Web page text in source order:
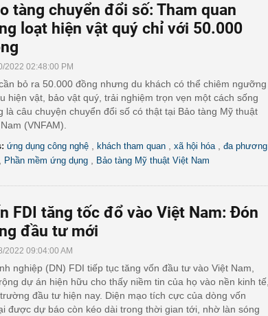
tàng chuyển đổi số: Tham quan
loạt hiện vật quý chỉ với 50.000
2022 02:48:00 PM
bỏ ra 50.000 đồng nhưng du khách có thể chiêm ngưỡng
hiện vật, bảo vật quý, trải nghiệm trọn vẹn một cách sống
là câu chuyện chuyển đổi số có thật tại Bảo tàng Mỹ thuật
(VNFAM).
ứng dụng công nghệ khách tham quan xã hội hóa
đa phương
Phần mềm ứng dụng Bảo tàng Mỹ thuật Việt Nam
FDI tăng tốc đổ vào Việt Nam: Đón
đầu tư mới
2022 09:04:00 AM
nghiệp (DN) FDI tiếp tục tăng vốn đầu tư vào Việt Nam,
dự án hiện hữu cho thấy niềm tin của họ vào nền kinh tế,
đầu tư hiện nay. Diện mạo tích cực của dòng vốn
được dự báo còn kéo dài trong thời gian tới, nhờ làn sóng